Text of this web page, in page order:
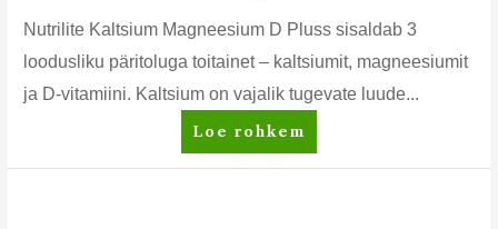
Nutrilite Kaltsium Magneesium D Pluss sisaldab 3
loodusliku päritoluga toitainet – kaltsiumit, magneesiumit
ja D-vitamiini. Kaltsium on vajalik tugevate luude...
Nutrilite™
Cal
Loe rohkem